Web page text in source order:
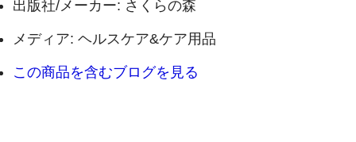
出版社/メーカー: さくらの森
メディア: ヘルスケア&ケア用品
この商品を含むブログを見る